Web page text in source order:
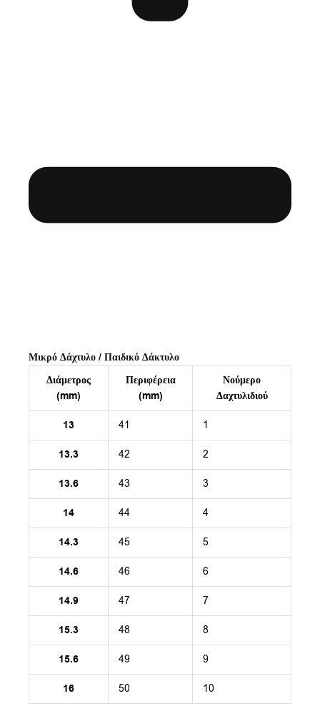
Μικρό Δάχτυλο / Παιδικό Δάκτυλο
Διάμετρος
(mm)
Περιφέρεια
(mm)
Νούμερο
Δαχτυλιδιού
13 41 1
13.3 42 2
13.6 43 3
14 44 4
14.3 45 5
14.6 46 6
14.9 47 7
15.3 48 8
15.6 49 9
16 50 10